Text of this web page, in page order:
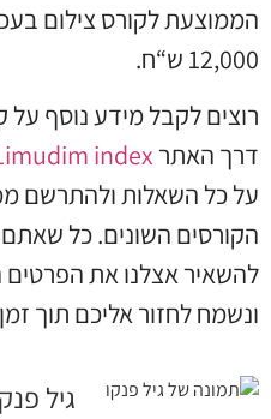
12,000 ש“ח.
רוצים לקבל מידע נוסף על
דרך האתר index
על כל השאלות ולהתרשם
הקורסים השונים. כל
להשאיר אצלנו את הפרטים
ונשמח לחזור אליכם תוך
גיל